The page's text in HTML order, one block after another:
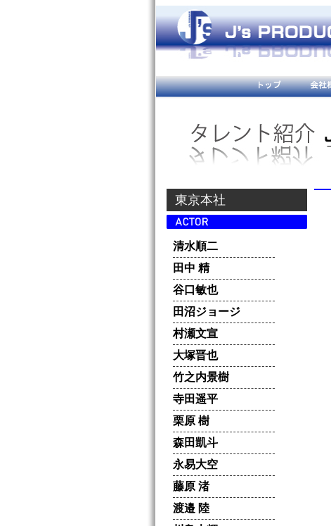
東京本社
清水順二
田中 精
谷口敏也
田沼ジョージ
村瀬文宣
大塚晋也
竹之内景樹
寺田遥平
栗原 樹
森田凱斗
永易大空
藤原 渚
渡邉 陸